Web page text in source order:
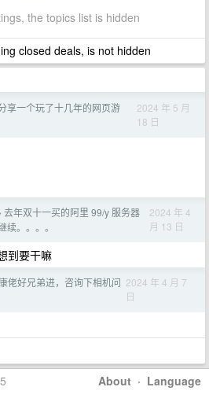
the topics list is hidden
closed deals, is not hidden
享一个玩了十几年的网页游
2024 年 5 月
18 日
› 去年双十一买的阿里 99/y 服务器
。。。。
2024 年 4
月 13 日
到要干嘛
佬好兄弟进，咨询下相机问 2024 年 4 月 7
日
About · Language